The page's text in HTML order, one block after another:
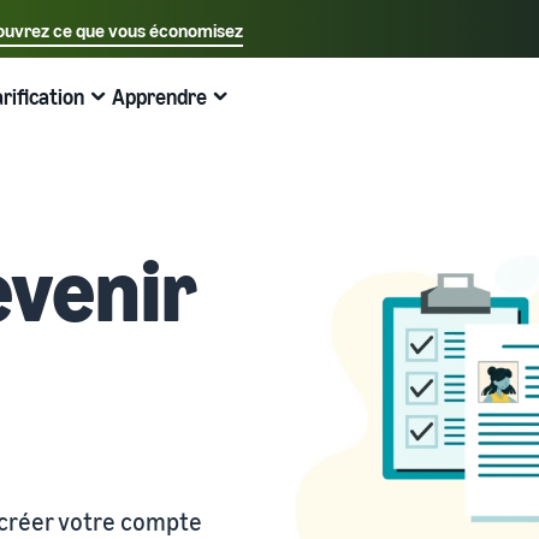
ce que vous économisez
Sélectionnez votre langue préférée
中文 - CN
A savoir avant de commencer à vendre
Débloquez les actions recommandées qui peuvent vous
Externalisez l'expédition, les retours et le service client
Registre des marques
Économisez 53 % sur les frais d'expédition et développez
votre activité dans toute l'Union européenne
Utilisez votre stock Expédié par Amazon pour les ventes
de clients dans le monde entier
Vendez vos produits artisanaux dans le monde entier
Vendez des produits reconditionnés et d'occasion à des
Découvrez des partenaires logiciels approuvés par
Estimez vos ventes sur Amazon
Apprendre
Externaliser l'intégralité du processus de livraison des
produits, du fabricant au client
Trouvez des produits tendance pour votre entreprise en
Gestion des stocks pour le commerce
Guide de base sur le fonctionnement de la gestion des
votre compte